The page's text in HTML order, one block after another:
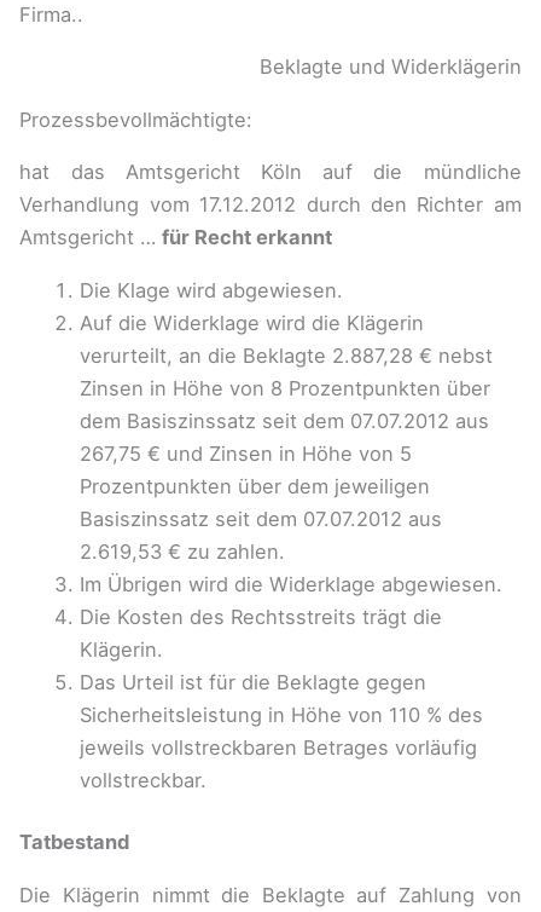
Firma..
Beklagte und Widerklägerin
Prozessbevollmächtigte:
hat das Amtsgericht Köln auf die mündliche
Verhandlung vom 17.12.2012 durch den Richter am
Amtsgericht …für Recht erkannt
Die Klage wird abgewiesen.
Auf die Widerklage wird die Klägerin
verurteilt, an die Beklagte 2.887,28 € nebst
Zinsen in Höhe von 8 Prozentpunkten über
dem Basiszinssatz seit dem 07.07.2012 aus
267,75 € und Zinsen in Höhe von 5
Prozentpunkten über dem jeweiligen
Basiszinssatz seit dem 07.07.2012 aus
2.619,53 € zu zahlen.
Im Übrigen wird die Widerklage abgewiesen.
Die Kosten des Rechtsstreits trägt die
Klägerin.
Das Urteil ist für die Beklagte gegen
Sicherheitsleistung in Höhe von 110 % des
jeweils vollstreckbaren Betrages vorläufig
vollstreckbar.
Tatbestand
Die Klägerin nimmt die Beklagte auf Zahlung von